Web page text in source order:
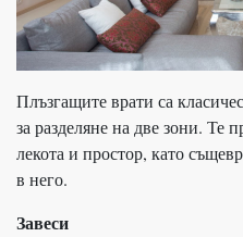
Плъзгащите врати са
за разделяне на две зони. Те
лекота и простор, като
в него.
Завеси